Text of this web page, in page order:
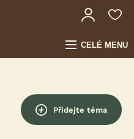
CELÉ MENU
Přidejte téma